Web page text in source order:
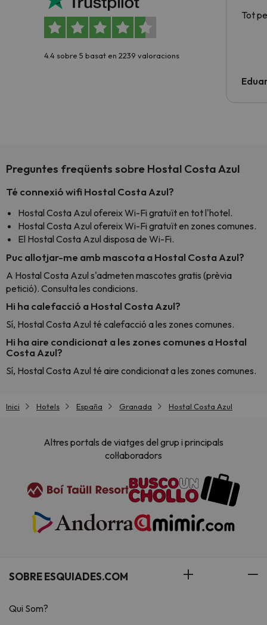
4.4 sobre 5 basat en 2239 valoracions
Tot
Preguntes freqüents sobre Hostal Costa Azul
Té connexió wifi Hostal Costa Azul?
Hostal Costa Azul ofereix Wi-Fi gratuït en tot l'hotel.
Hostal Costa Azul ofereix Wi-Fi gratuït en zones comunes.
El Hostal Costa Azul disposa de Wi-Fi.
Puc allotjar-me amb mascota a Hostal Costa Azul?
A Hostal Costa Azul s'admeten mascotes gratis (prèvia
petició). Consulta les condicions.
Hi ha calefacció a Hostal Costa Azul?
Sí, Hostal Costa Azul té calefacció a les zones comunes.
Hi ha aire condicionat a les zones comunes a Hostal
Costa Azul?
Sí, Hostal Costa Azul té aire condicionat a les zones comunes.
Inici Hotels España Granada Hostal Costa Azul
Altres portals de viatges del grup i principals
col·laboradors
SOBRE ESQUIADES.COM
Qui Som?